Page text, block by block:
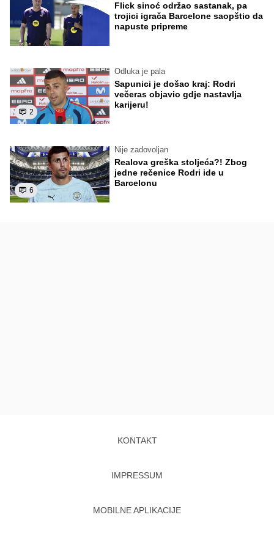
Flick sinoć održao sastanak, pa
trojici igrača Barcelone saopštio da
napuste pripreme
2
Odluka je pala
Sapunici je došao kraj: Rodri
večeras objavio gdje nastavlja
karijeru!
6
Nije zadovoljan
Realova greška stoljeća?! Zbog
jedne rečenice Rodri ide u
Barcelonu
KONTAKT
IMPRESSUM
MOBILNE APLIKACIJE